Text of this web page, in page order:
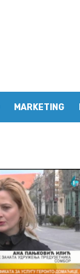
MARKETING